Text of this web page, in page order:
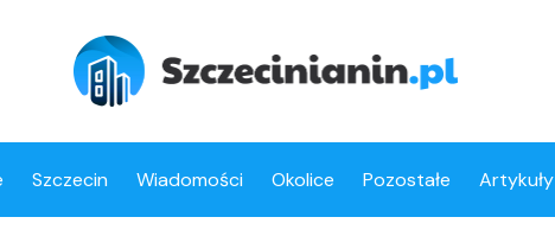
Szczecin Wiadomości Okolice Pozostałe Artykuły